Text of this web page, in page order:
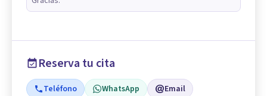
Reserva tu cita
Teléfono WhatsApp Email